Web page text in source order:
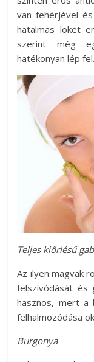
van fehérjével
hatalmas löket
szerint még
hatékonyan lép fel.
Teljes kiőrlésű
Az ilyen magvak
felszívódását és
hasznos, mert a
felhalmozódása
Burgonya